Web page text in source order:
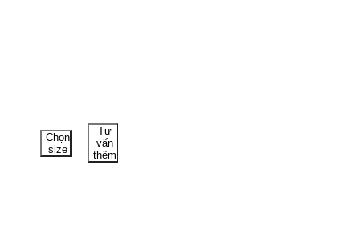
Chọn
size
Tư
vấn
thêm